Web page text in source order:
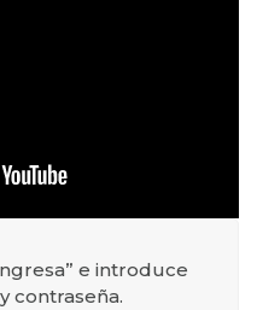
e introduce
contraseña.